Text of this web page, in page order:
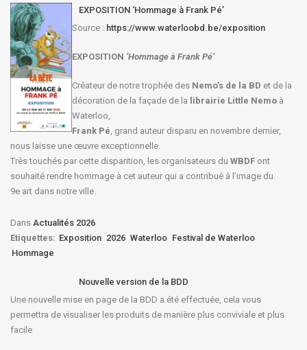
EXPOSITION ‘Hommage à Frank Pé’
Source : https://www.waterloobd.be/exposition
EXPOSITION ‘Hommage à Frank Pé’
Créateur de notre trophée des Nemo’s de la BD et de la
décoration de la façade de la librairie Little Nemo à
Waterloo,
Frank Pé, grand auteur disparu en novembre dernier,
nous laisse une œuvre exceptionnelle.
Très touchés par cette disparition, les organisateurs du WBDF ont
souhaité rendre hommage à cet auteur qui a contribué à l’image du
9e art dans notre ville.
Dans Actualités 2026
Etiquettes: Exposition 2026 Waterloo Festival de Waterloo
Hommage
Nouvelle version de la BDD
Une nouvelle mise en page de la BDD a été effectuée, cela vous
permettra de visualiser les produits de manière plus conviviale et plus
facile